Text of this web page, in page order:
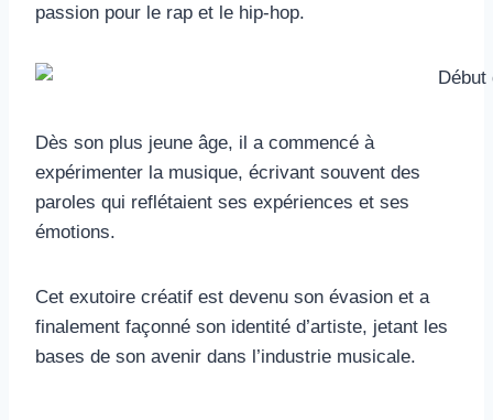
passion pour le rap et le hip-hop.
Dès son plus jeune âge, il a commencé à
expérimenter la musique, écrivant souvent des
paroles qui reflétaient ses expériences et ses
émotions.
Cet exutoire créatif est devenu son évasion et a
finalement façonné son identité d’artiste, jetant les
bases de son avenir dans l’industrie musicale.